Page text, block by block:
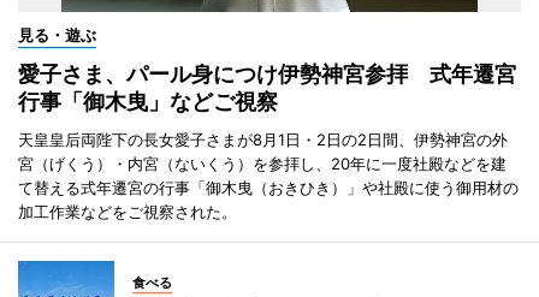
見る・遊ぶ
愛子さま、パール身につけ伊勢神宮参拝 式年遷宮
行事「御木曳」などご視察
天皇皇后両陛下の長女愛子さまが8月1日・2日の2日間、伊勢神宮の外
宮（げくう）・内宮（ないくう）を参拝し、20年に一度社殿などを建
て替える式年遷宮の行事「御木曳（おきひき）」や社殿に使う御用材の
加工作業などをご視察された。
食べる